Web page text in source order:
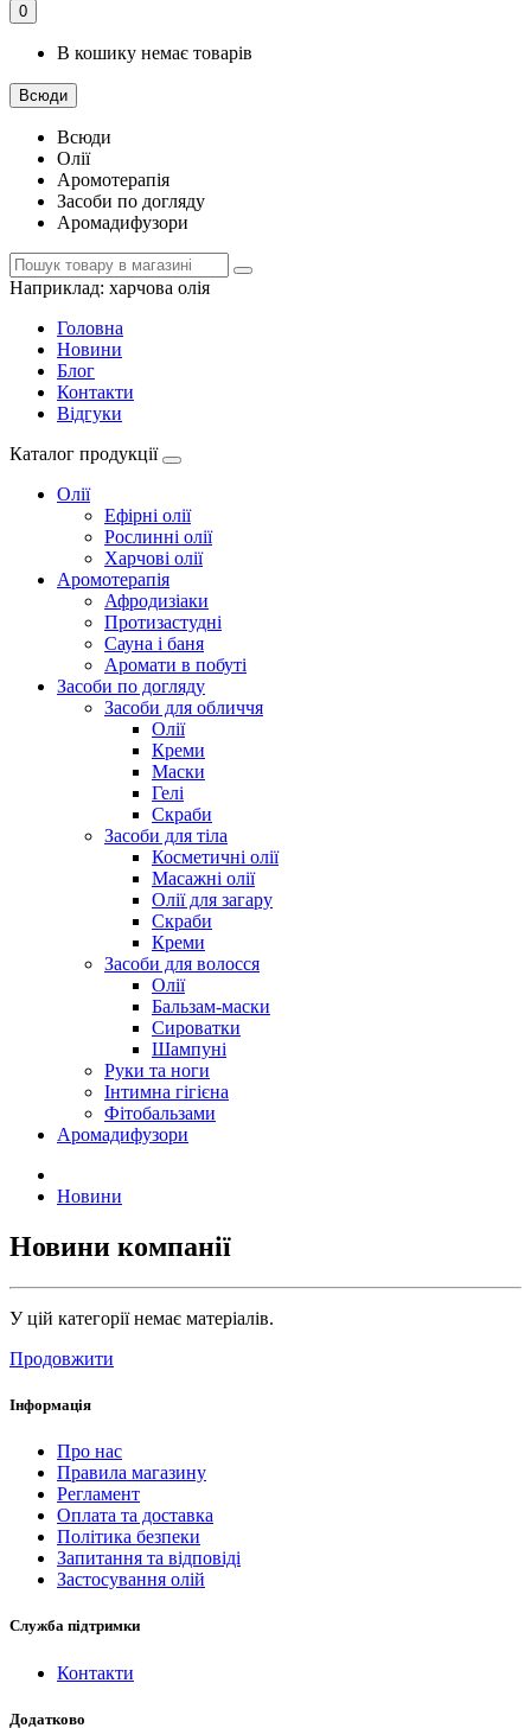
0
В кошику немає товарів
Всюди
Всюди
Олії
Аромотерапія
Засоби по догляду
Аромадифузори
Наприклад: харчова олія
Головна
Новини
Блог
Контакти
Відгуки
Каталог продукції
Олії
Ефірні олії
Рослинні олії
Харчові олії
Аромотерапія
Афродизіаки
Протизастудні
Сауна і баня
Аромати в побуті
Засоби по догляду
Засоби для обличчя
Олії
Креми
Маски
Гелі
Скраби
Засоби для тіла
Косметичні олії
Масажні олії
Олії для загару
Скраби
Креми
Засоби для волосся
Олії
Бальзам-маски
Сироватки
Шампуні
Руки та ноги
Інтимна гігієна
Фітобальзами
Аромадифузори
Новини
Новини компанії
У цій категорії немає матеріалів.
Продовжити
Інформація
Про нас
Правила магазину
Регламент
Оплата та доставка
Політика безпеки
Запитання та відповіді
Застосування олій
Служба підтримки
Контакти
Додатково